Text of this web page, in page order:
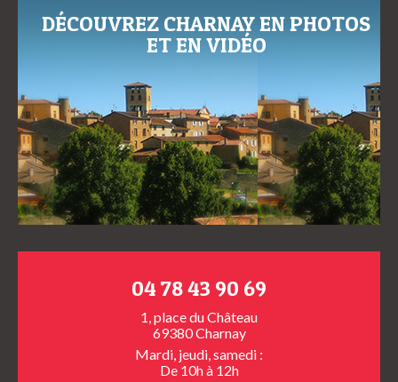
DÉCOUVREZ CHARNAY EN PHOTOS
ET EN VIDÉO
04 78 43 90 69
1, place du Château
69380 Charnay
Mardi, jeudi, samedi :
De 10h à 12h